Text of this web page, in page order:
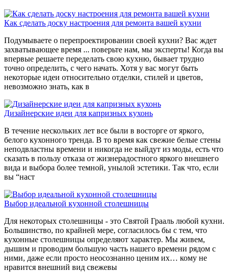
Как сделать доску настроения для ремонта вашей кухни
Подумываете о перепроектировании своей кухни? Вас ждет
захватывающее время ... поверьте нам, мы эксперты! Когда вы
впервые решаете переделать свою кухню, бывает трудно
точно определить, с чего начать. Хотя у вас могут быть
некоторые идеи относительно отделки, стилей и цветов,
невозможно знать, как в
Дизайнерские идеи для капризных кухонь
В течение нескольких лет все были в восторге от яркого,
белого кухонного тренда. В то время как свежие белые стены
неподвластны времени и никогда не выйдут из моды, есть что
сказать в пользу отказа от жизнерадостного яркого внешнего
вида и выбора более темной, унылой эстетики. Так что, если
вы “наст
Выбор идеальной кухонной столешницы
Для некоторых столешницы - это Святой Грааль любой кухни.
Большинство, по крайней мере, согласилось бы с тем, что
кухонные столешницы определяют характер. Мы живем,
дышим и проводим большую часть нашего времени рядом с
ними, даже если просто неосознанно ценим их… кому не
нравится внешний вид свежевы